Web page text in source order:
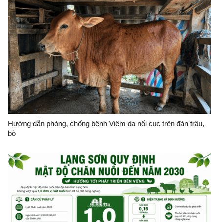
Hướng dẫn phòng, chống bệnh Viêm da nổi cục trên đàn trâu,
bò